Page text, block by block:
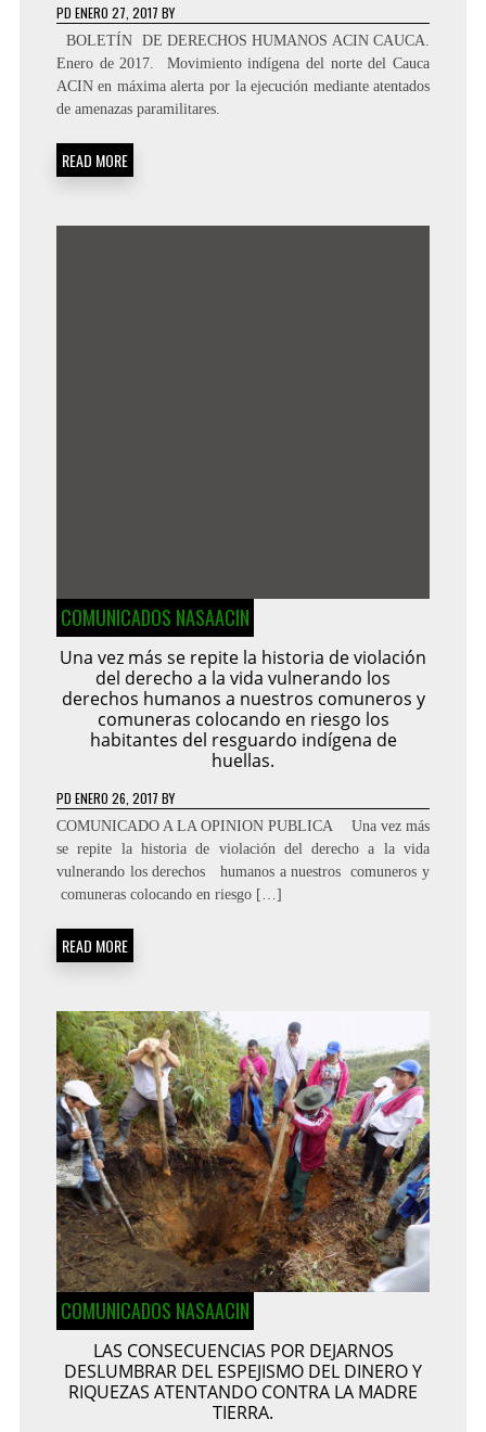
PD ENERO 27, 2017 BY
BOLETÍN DE DERECHOS HUMANOS ACIN CAUCA.
Enero de 2017. ­ Movimiento indígena del norte del Cauca
ACIN en máxima alerta por la ejecución mediante atentados
de amenazas paramilitares.
READ MORE
COMUNICADOS NASAACIN
Una vez más se repite la historia de violación
del derecho a la vida vulnerando los
derechos humanos a nuestros comuneros y
comuneras colocando en riesgo los
habitantes del resguardo indígena de
huellas.
PD ENERO 26, 2017 BY
COMUNICADO A LA OPINION PUBLICA Una vez más
se repite la historia de violación del derecho a la vida
vulnerando los derechos humanos a nuestros comuneros y
comuneras colocando en riesgo […]
READ MORE
COMUNICADOS NASAACIN
LAS CONSECUENCIAS POR DEJARNOS
DESLUMBRAR DEL ESPEJISMO DEL DINERO Y
RIQUEZAS ATENTANDO CONTRA LA MADRE
TIERRA.